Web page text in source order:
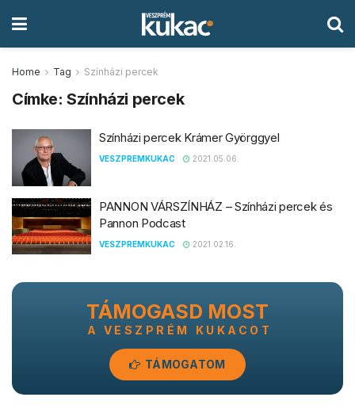
Home Tag Színházi percek
Címke:Színházi percek
Színházi percek Krámer Györggyel
VESZPREMKUKAC 2021.05.06.
PANNON VÁRSZÍNHÁZ – Színházi percek és
Pannon Podcast
VESZPREMKUKAC 2021.02.16.
TÁMOGASD MOST
A VESZPRÉM KUKACOT
TÁMOGATOM